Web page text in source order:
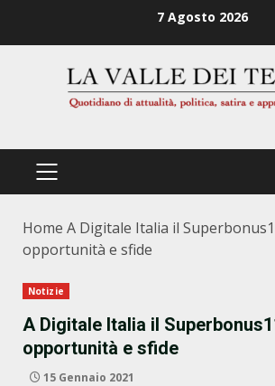
7 Agosto 2026
PRIMÄRES
Home A Digitale Italia il
opportunità e sfide
Notizie
A Digitale Italia il
opportunità e sfide
15 Gennaio 2021